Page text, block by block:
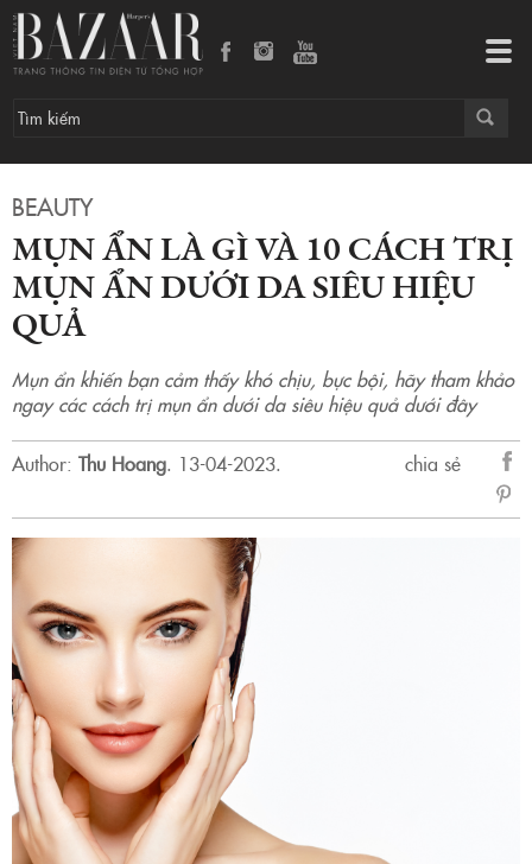
BEAUTY
MỤN ẨN LÀ GÌ VÀ 10 CÁCH TRỊ
MỤN ẨN DƯỚI DA SIÊU HIỆU
QUẢ
Mụn ẩn khiến bạn cảm thấy khó chịu, bực bội, hãy tham khảo
ngay các cách trị mụn ẩn dưới da siêu hiệu quả dưới đây
Author: Thu Hoang. 13-04-2023.
chia sẻ
sẻ